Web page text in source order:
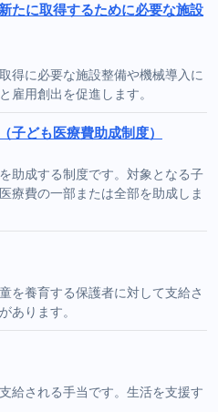
たに取得するために必要な施設
得に必要な施設整備や機械導入に
雇用創出を促進します。
子ども医療費助成制度）
助成する制度です。対象となる子
療費の一部または全部を助成しま
を養育する保護者に対して支給さ
あります。
給される手当です。生活を支援す